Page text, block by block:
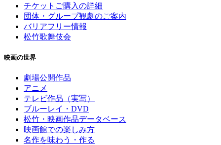
チケットご購入の詳細
団体・グループ観劇のご案内
バリアフリー情報
松竹歌舞伎会
映画の世界
劇場公開作品
アニメ
テレビ作品（実写）
ブルーレイ・DVD
松竹・映画作品データベース
映画館での楽しみ方
名作を味わう・作る